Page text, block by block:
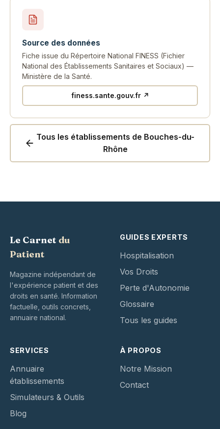
Source des données
Fiche issue du Répertoire National FINESS (Fichier
National des Établissements Sanitaires et Sociaux) —
Ministère de la Santé.
finess.sante.gouv.fr ↗
Tous les établissements de Bouches-du-
Rhône
Le Carnet du
Patient
Magazine indépendant de
l'expérience patient et des
droits en santé. Information
factuelle, outils concrets,
annuaire national.
GUIDES EXPERTS
Hospitalisation
Vos Droits
Perte d'Autonomie
Glossaire
Tous les guides
SERVICES
Annuaire
établissements
Simulateurs & Outils
Blog
À PROPOS
Notre Mission
Contact